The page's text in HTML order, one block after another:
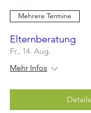
Mehrere Termine
Elternberatung
Fr., 14. Aug.
Mehr Infos
Details